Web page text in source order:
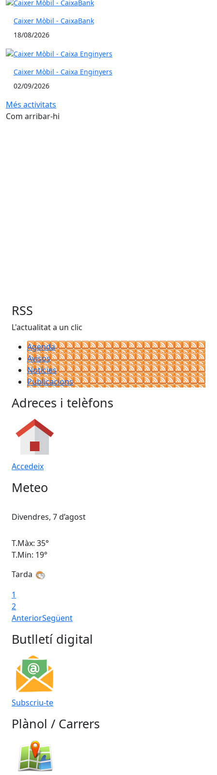
Caixer Mòbil - CaixaBank
18/08/2026
Caixer Mòbil - Caixa Enginyers
02/09/2026
Més activitats
Com arribar-hi
RSS
L'actualitat a un clic
Agenda
Avisos
Notícies
Publicacions
Adreces i telèfons
Accedeix
Meteo
Divendres, 7 d’agost
T.Màx: 35°
T.Min: 19°
Tarda
1
2
AnteriorSegüent
Butlletí digital
Subscriu-te
Plànol / Carrers